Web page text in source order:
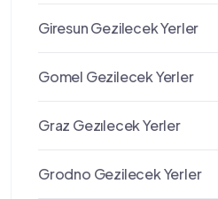
Giresun Gezilecek Yerler
Gomel Gezilecek Yerler
Graz Gezılecek Yerler
Grodno Gezilecek Yerler